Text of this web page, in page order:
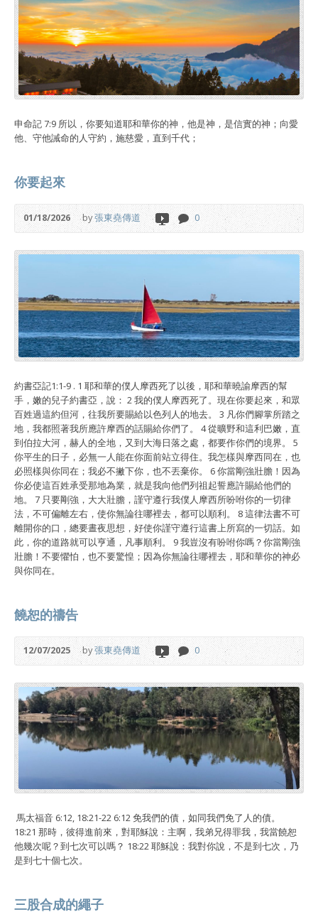
申命記 7:9 所以，你要知道耶和華你的神，他是神，是信實的神；向愛
他、守他誡命的人守約，施慈愛，直到千代；
你要起來
01/18/2026 by張東堯傳道 0
約書亞記1:1-9 . 1 耶和華的僕人摩西死了以後，耶和華曉諭摩西的幫
手，嫩的兒子約書亞，說： 2 我的僕人摩西死了。現在你要起來，和眾
百姓過這約但河，往我所要賜給以色列人的地去。 3 凡你們腳掌所踏之
地，我都照著我所應許摩西的話賜給你們了。 4 從曠野和這利巴嫩，直
到伯拉大河，赫人的全地，又到大海日落之處，都要作你們的境界。 5
你平生的日子，必無一人能在你面前站立得住。我怎樣與摩西同在，也
必照樣與你同在；我必不撇下你，也不丟棄你。 6 你當剛強壯膽！因為
你必使這百姓承受那地為業，就是我向他們列祖起誓應許賜給他們的
地。 7 只要剛強，大大壯膽，謹守遵行我僕人摩西所吩咐你的一切律
法，不可偏離左右，使你無論往哪裡去，都可以順利。 8 這律法書不可
離開你的口，總要晝夜思想，好使你謹守遵行這書上所寫的一切話。如
此，你的道路就可以亨通，凡事順利。 9 我豈沒有吩咐你嗎？你當剛強
壯膽！不要懼怕，也不要驚惶；因為你無論往哪裡去，耶和華你的神必
與你同在。
饒恕的禱告
12/07/2025 by張東堯傳道 0
馬太福音 6:12, 18:21-22 6:12 免我們的債，如同我們免了人的債。
18:21 那時，彼得進前來，對耶穌說：主啊，我弟兄得罪我，我當饒恕
他幾次呢？到七次可以嗎？ 18:22 耶穌說：我對你說，不是到七次，乃
是到七十個七次。
三股合成的繩子